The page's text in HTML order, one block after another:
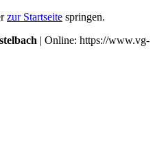
zur Startseite springen.
| Online: https://www.vg-